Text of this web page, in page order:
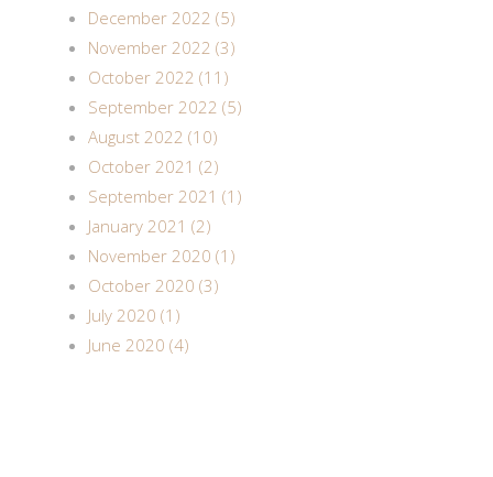
December 2022 (5)
November 2022 (3)
October 2022 (11)
September 2022 (5)
August 2022 (10)
October 2021 (2)
September 2021 (1)
January 2021 (2)
November 2020 (1)
October 2020 (3)
July 2020 (1)
June 2020 (4)